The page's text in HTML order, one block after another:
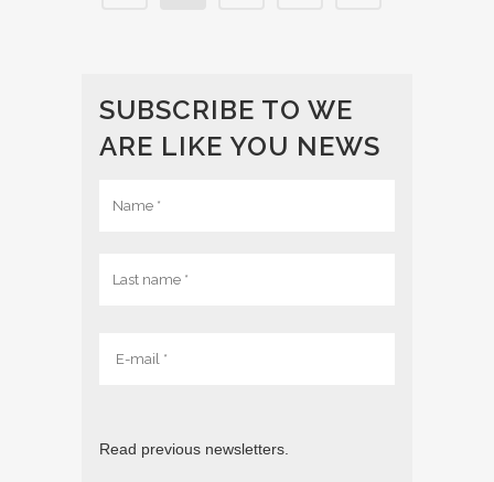
SUBSCRIBE TO WE
ARE LIKE YOU NEWS
Read previous newsletters.